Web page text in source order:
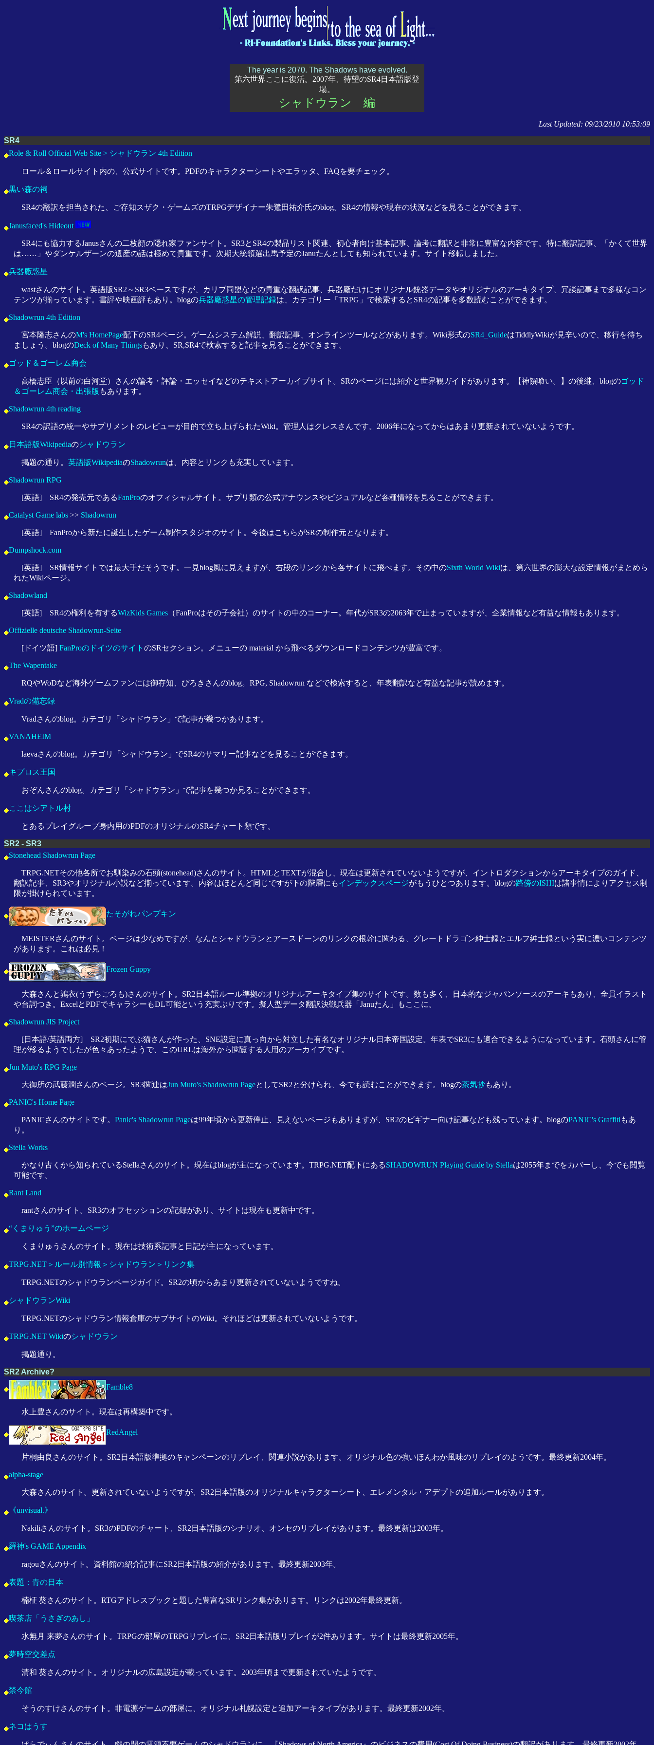
The year is 2070. The Shadows have evolved.
第六世界ここに復活。2007年、待望のSR4日本語版登
場。
シャドウラン 編
Last Updated: 09/23/2010 10:53:09
SR4
Role & Roll Official Web Site > シャドウラン 4th Edition
ロール＆ロールサイト内の、公式サイトです。PDFのキャラクターシートやエラッタ、FAQを要チェック。
黒い森の祠
SR4の翻訳を担当された、ご存知スザク・ゲームズのTRPGデザイナー朱鷺田祐介氏のblog。SR4の情報や現在の状況などを見ることができます。
Janusfaced's Hideout
SR4にも協力するJanusさんの二枚顔の隠れ家ファンサイト。SR3とSR4の製品リスト関連、初心者向け基本記事、論考に翻訳と非常に豊富な内容です。特に翻訳記事、「かくて世界
は……」やダンケルザーンの遺産の話は極めて貴重です。次期大統領選出馬予定のJanuたんとしても知られています。サイト移転しました。
兵器廠惑星
wastさんのサイト。英語版SR2～SR3ベースですが、カリブ同盟などの貴重な翻訳記事、兵器廠だけにオリジナル銃器データやオリジナルのアーキタイプ、冗談記事まで多様なコン
テンツが揃っています。書評や映画評もあり。blogの兵器廠惑星の管理記録は、カテゴリー「TRPG」で検索するとSR4の記事を多数読むことができます。
Shadowrun 4th Edition
宮本隆志さんのM's HomePage配下のSR4ページ。ゲームシステム解説、翻訳記事、オンラインツールなどがあります。Wiki形式のSR4_GuideはTiddlyWikiが見辛いので、移行を待ち
ましょう。blogのDeck of Many Thingsもあり、SR,SR4で検索すると記事を見ることができます。
ゴッド＆ゴーレム商会
高橋志臣（以前の白河堂）さんの論考・評論・エッセイなどのテキストアーカイブサイト。SRのページには紹介と世界観ガイドがあります。【神饌喰い。】の後継、blogのゴッド
＆ゴーレム商会・出張版 もあります。
Shadowrun 4th reading
SR4の訳語の統一やサプリメントのレビューが目的で立ち上げられたWiki。管理人はクレスさんです。2006年になってからはあまり更新されていないようです。
日本語版Wikipediaのシャドウラン
掲題の通り。 英語版WikipediaのShadowrunは、内容とリンクも充実しています。
Shadowrun RPG
[英語] SR4の発売元であるFanProのオフィシャルサイト。サプリ類の公式アナウンスやビジュアルなど各種情報を見ることができます。
Catalyst Game labs >> Shadowrun
[英語] FanProから新たに誕生したゲーム制作スタジオのサイト。今後はこちらがSRの制作元となります。
Dumpshock.com
[英語] SR情報サイトでは最大手だそうです。一見blog風に見えますが、右段のリンクから各サイトに飛べます。その中のSixth World Wikiは、第六世界の膨大な設定情報がまとめら
れたWikiページ。
Shadowland
[英語] SR4の権利を有するWizKids Games （FanProはその子会社）のサイトの中のコーナー。年代がSR3の2063年で止まっていますが、企業情報など有益な情報もあります。
Offizielle deutsche Shadowrun-Seite
[ドイツ語] FanProのドイツのサイト のSRセクション。メニューの material から飛べるダウンロードコンテンツが豊富です。
The Wapentake
RQやWoDなど海外ゲームファンには御存知、ぴろきさんのblog。RPG, Shadowrun などで検索すると、年表翻訳など有益な記事が読めます。
Vradの備忘録
Vradさんのblog。カテゴリ「シャドウラン」で記事が幾つかあります。
VANAHEIM
laevaさんのblog。カテゴリ「シャドウラン」でSR4のサマリー記事などを見ることができます。
キプロス王国
おぞんさんのblog。カテゴリ「シャドウラン」で記事を幾つか見ることができます。
ここはシアトル村
とあるプレイグループ身内用のPDFのオリジナルのSR4チャート類です。
SR2 - SR3
Stonehead Shadowrun Page
TRPG.NETその他各所でお馴染みの石頭(stonehead)さんのサイト。HTMLとTEXTが混合し、現在は更新されていないようですが、イントロダクションからアーキタイプのガイド、
翻訳記事、SR3やオリジナル小説など揃っています。内容はほとんど同じですが下の階層にもインデックスページがもうひとつあります。blogの路傍のISHIは諸事情によりアクセス制
限が掛けられています。
たそがれパンプキン
MEISTERさんのサイト。ページは少なめですが、なんとシャドウランとアースドーンのリンクの根幹に関わる、グレートドラゴン紳士録とエルフ紳士録という実に濃いコンテンツ
があります。これは必見！
Frozen Guppy
大森さんと鶉衣(うずらごろも)さんのサイト。SR2日本語ルール準拠のオリジナルアーキタイプ集のサイトです。数も多く、日本的なジャパンソースのアーキもあり、全員イラスト
や台詞つき。ExcelとPDFでキャラシーもDL可能という充実ぶりです。擬人型データ翻訳決戦兵器「Januたん」もここに。
Shadowrun JIS Project
[日本語/英語両方] SR2初期にでぶ猫さんが作った、SNE設定に真っ向から対立した有名なオリジナル日本帝国設定。年表でSR3にも適合できるようになっています。石頭さんに管
理が移るようでしたが色々あったようで、このURLは海外から閲覧する人用のアーカイブです。
Jun Muto's RPG Page
大御所の武藤潤さんのページ。SR3関連はJun Muto's Shadowrun PageとしてSR2と分けられ、今でも読むことができます。blogの茶気抄もあり。
PANIC's Home Page
PANICさんのサイトです。 Panic's Shadowrun Pageは99年頃から更新停止、見えないページもありますが、SR2のビギナー向け記事なども残っています。blogのPANIC's Graffiti もあ
り。
Stella Works
かなり古くから知られているStellaさんのサイト。現在はblogが主になっています。TRPG.NET配下にあるSHADOWRUN Playing Guide by Stellaは2055年までをカバーし、今でも閲覧
可能です。
Rant Land
rantさんのサイト。SR3のオフセッションの記録があり、サイトは現在も更新中です。
“くまりゅう”のホームページ
くまりゅうさんのサイト。現在は技術系記事と日記が主になっています。
TRPG.NET＞ルール別情報＞シャドウラン＞リンク集
TRPG.NETのシャドウランページガイド。SR2の頃からあまり更新されていないようですね。
シャドウランWiki
TRPG.NETのシャドウラン情報倉庫のサブサイトのWiki。それほどは更新されていないようです。
TRPG.NET Wikiのシャドウラン
掲題通り。
SR2 Archive?
Famble8
水上豊さんのサイト。現在は再構築中です。
RedAngel
片桐由良さんのサイト。SR2日本語版準拠のキャンペーンのリプレイ、関連小説があります。オリジナル色の強いほんわか風味のリプレイのようです。最終更新2004年。
alpha-stage
大森さんのサイト。更新されていないようですが、SR2日本語版のオリジナルキャラクターシート、エレメンタル・アデプトの追加ルールがあります。
《unvisual.》
Nakiliさんのサイト。SR3のPDFのチャート、SR2日本語版のシナリオ、オンセのリプレイがあります。最終更新は2003年。
羅神's GAME Appendix
ragouさんのサイト。資料館の紹介記事にSR2日本語版の紹介があります。最終更新2003年。
表題：青の日本
楠柾 葵さんのサイト。RTGアドレスブックと題した豊富なSRリンク集があります。リンクは2002年最終更新。
喫茶店「うさぎのあし」
水無月 来夢さんのサイト。TRPGの部屋のTRPGリプレイに、SR2日本語版リプレイが2件あります。サイトは最終更新2005年。
夢時空交差点
清和 葵さんのサイト。オリジナルの広島設定が載っています。2003年頃まで更新されていたようです。
禁今館
そうのすけさんのサイト。非電源ゲームの部屋に、オリジナル札幌設定と追加アーキタイプがあります。最終更新2002年。
ネコはうす